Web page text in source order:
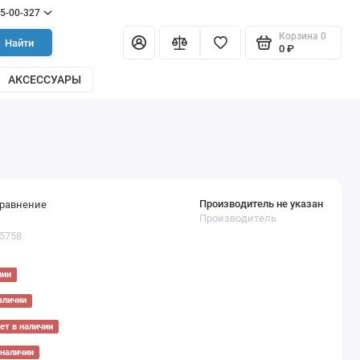
00-327
Найти
Корзина 0
0 ₽
АКСЕССУАРЫ
Производитель не указан
Производитель
в наличии